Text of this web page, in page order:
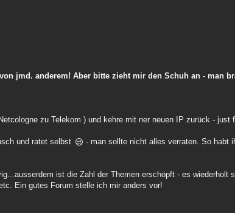
jmd. anderem! Aber bitte zieht mir den Schuh an - man
zu Telekom ) und kehre mit ner neuen IP zurück - just
und ratet selbst
- man sollte nicht alles verraten. So habt
ist die Zahl der Themen erschöpft - es wiederholt
Ein gutes Forum stelle ich mir anders vor!